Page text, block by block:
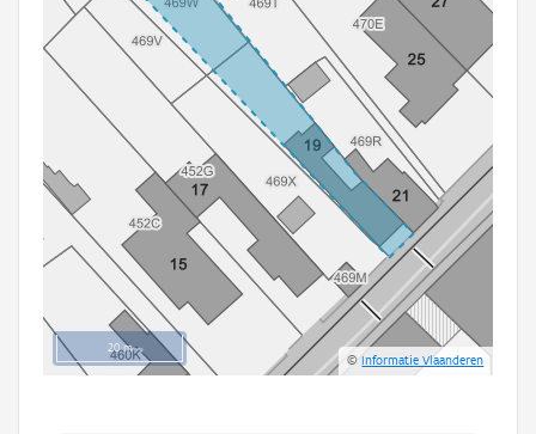
20 m
©Informatie Vlaanderen